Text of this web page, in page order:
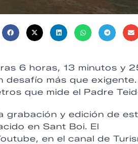
6 horas, 13 minutos y
más que exigente.
que mide el Padre
grabación y edición de
en Sant Boi. El
en el canal de